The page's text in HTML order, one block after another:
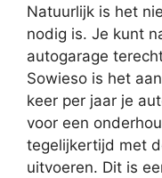
Natuurlijk is het
nodig is. Je kunt
autogarage
Sowieso is het
keer per jaar je
voor een
tegelijkertijd met
uitvoeren. Dit is